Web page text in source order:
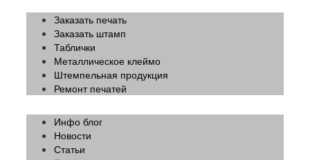
Заказать печать
Заказать штамп
Таблички
Металлическое клеймо
Штемпельная продукция
Ремонт печатей
Инфо блог
Новости
Статьи